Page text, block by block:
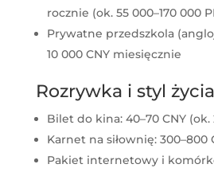
rocznie (ok. 55 000–170 000
Prywatne przedszkola
10 000 CNY miesięcznie
Rozrywka i styl życia
Bilet do kina: 40–70 CNY (ok.
Karnet na siłownię: 300–800
Pakiet internetowy i